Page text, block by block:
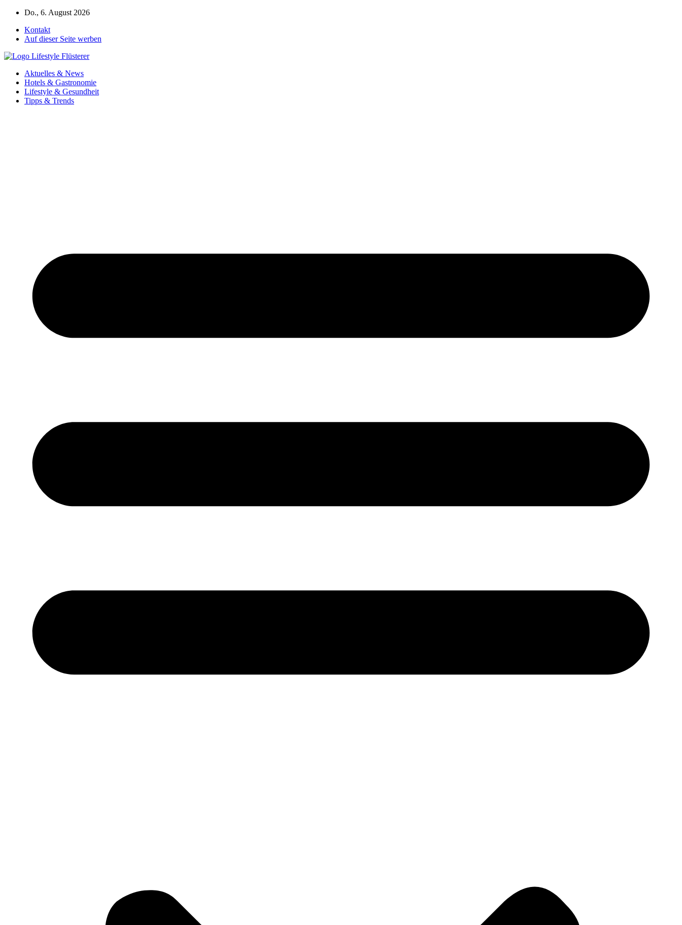
Zum
springen
Do., 6. August 2026
Kontakt
Auf dieser Seite werben
Aktuelles & News
Hotels & Gastronomie
Lifestyle & Gesundheit
Tipps & Trends